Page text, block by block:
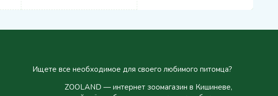
Ищете все необходимое для своего любимого питомца?
ZOOLAND — интернет зоомагазин в Кишиневе,